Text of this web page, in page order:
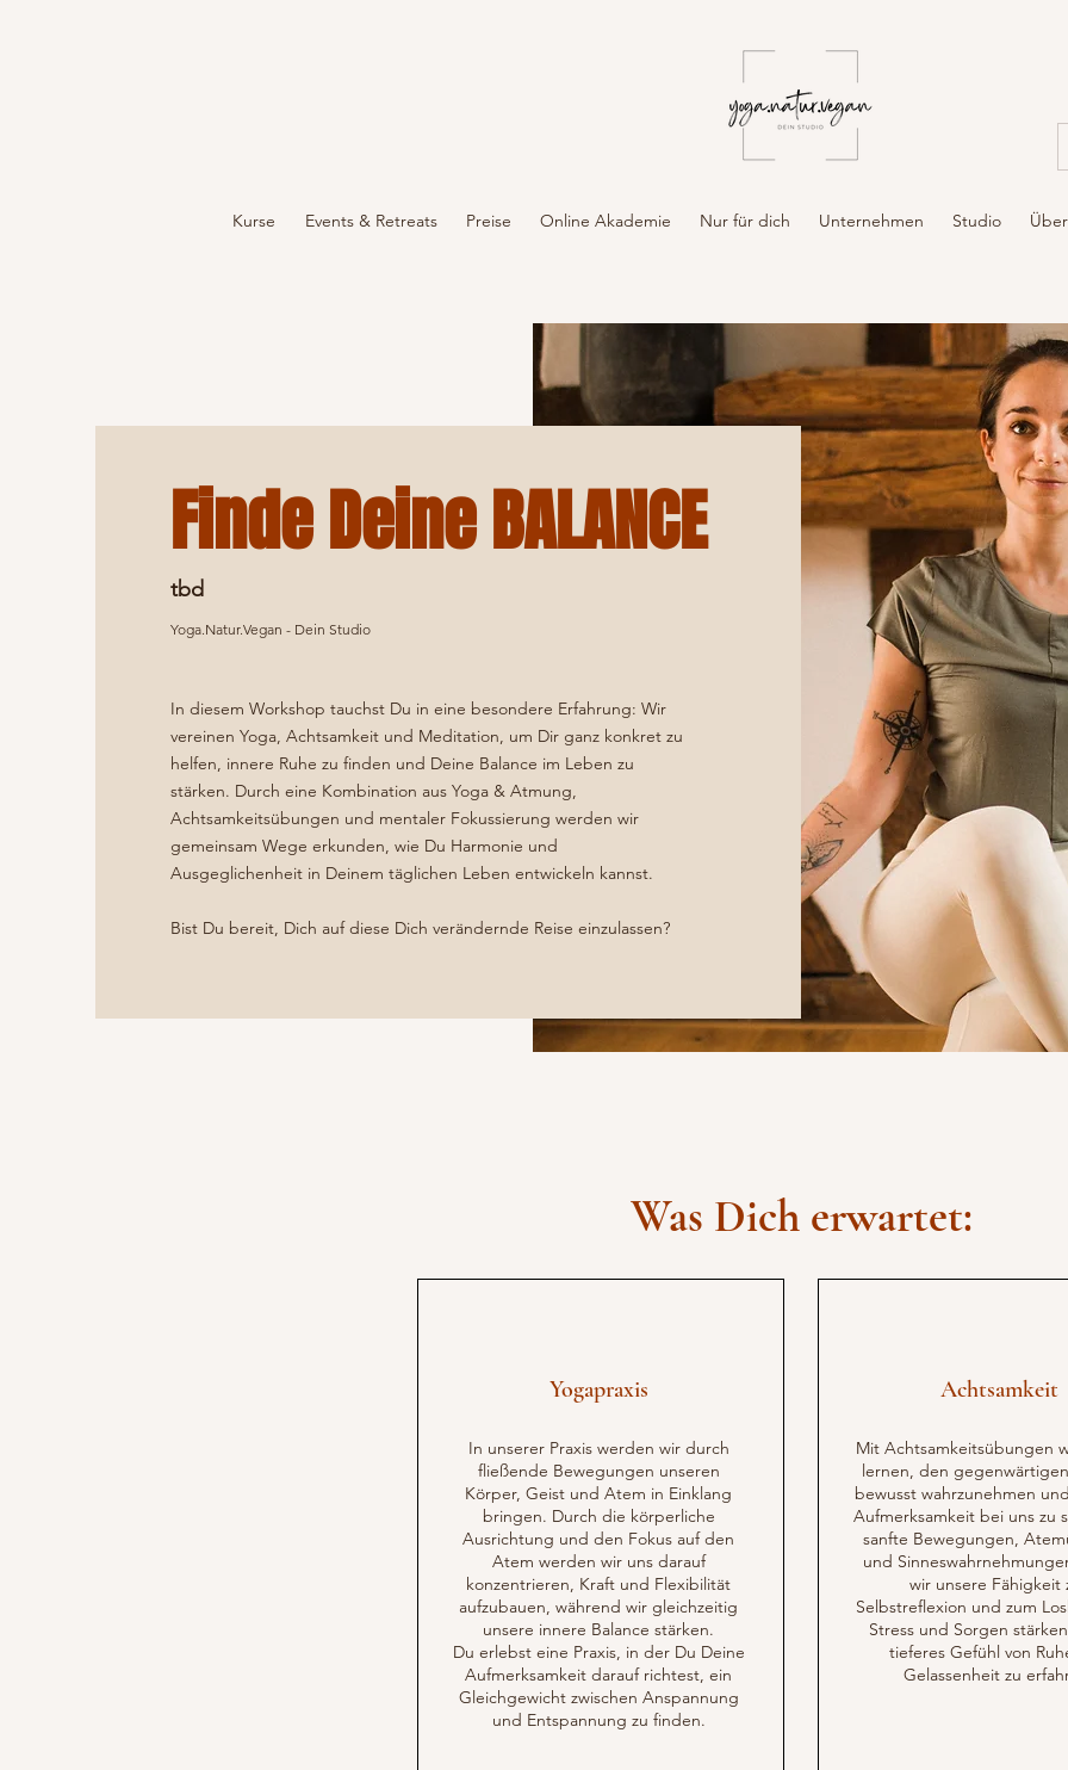
Kurse Events & Retreats Preise Online Akademie Nur für dich Unternehmen Studio
Finde Deine BALANCE
tbd
Yoga.Natur.Vegan - Dein Studio
In diesem Workshop tauchst Du in eine besondere Erfahrung: Wir
vereinen Yoga, Achtsamkeit und Meditation, um Dir ganz konkret zu
helfen, innere Ruhe zu finden und Deine Balance im Leben zu
stärken. Durch eine Kombination aus Yoga & Atmung,
Achtsamkeitsübungen und mentaler Fokussierung werden wir
gemeinsam Wege erkunden, wie Du Harmonie und
Ausgeglichenheit in Deinem täglichen Leben entwickeln kannst.
Bist Du bereit, Dich auf diese Dich verändernde Reise einzulassen?
Was Dich erwartet:
Yogapraxis
In unserer Praxis werden wir durch
fließende Bewegungen unseren
Körper, Geist und Atem in Einklang
bringen. Durch die körperliche
Ausrichtung und den Fokus auf den
Atem werden wir uns darauf
konzentrieren, Kraft und Flexibilität
aufzubauen, während wir gleichzeitig
unsere innere Balance stärken.
Du erlebst eine Praxis, in der Du Deine
Aufmerksamkeit darauf richtest, ein
Gleichgewicht zwischen Anspannung
und Entspannung zu finden.
Achtsamkeit
Mit Achtsamkeitsübungen
lernen, den
bewusst wahrzunehmen
Aufmerksamkeit bei uns zu
sanfte Bewegungen,
und
wir unsere Fähigkeit
Selbstreflexion und zum
Stress und Sorgen
tieferes Gefühl von
Gelassenheit zu